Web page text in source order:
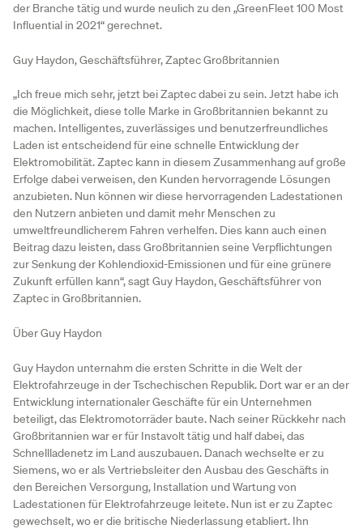
der Branche tätig und wurde neulich zu den „GreenFleet 100 Most
Influential in 2021“ gerechnet.
Guy Haydon, Geschäftsführer, Zaptec Großbritannien
„Ich freue mich sehr, jetzt bei Zaptec dabei zu sein. Jetzt habe ich
die Möglichkeit, diese tolle Marke in Großbritannien bekannt zu
machen. Intelligentes, zuverlässiges und benutzerfreundliches
Laden ist entscheidend für eine schnelle Entwicklung der
Elektromobilität. Zaptec kann in diesem Zusammenhang auf große
Erfolge dabei verweisen, den Kunden hervorragende Lösungen
anzubieten. Nun können wir diese hervorragenden Ladestationen
den Nutzern anbieten und damit mehr Menschen zu
umweltfreundlicherem Fahren verhelfen. Dies kann auch einen
Beitrag dazu leisten, dass Großbritannien seine Verpflichtungen
zur Senkung der Kohlendioxid-Emissionen und für eine grünere
Zukunft erfüllen kann“, sagt Guy Haydon, Geschäftsführer von
Zaptec in Großbritannien.
Über Guy Haydon
Guy Haydon unternahm die ersten Schritte in die Welt der
Elektrofahrzeuge in der Tschechischen Republik. Dort war er an der
Entwicklung internationaler Geschäfte für ein Unternehmen
beteiligt, das Elektromotorräder baute. Nach seiner Rückkehr nach
Großbritannien war er für Instavolt tätig und half dabei, das
Schnellladenetz im Land auszubauen. Danach wechselte er zu
Siemens, wo er als Vertriebsleiter den Ausbau des Geschäfts in
den Bereichen Versorgung, Installation und Wartung von
Ladestationen für Elektrofahrzeuge leitete. Nun ist er zu Zaptec
gewechselt, wo er die britische Niederlassung etabliert. Ihn